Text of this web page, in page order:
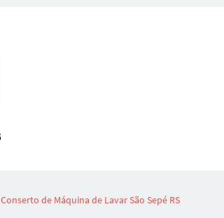
Conserto de Máquina de Lavar São Sepé RS